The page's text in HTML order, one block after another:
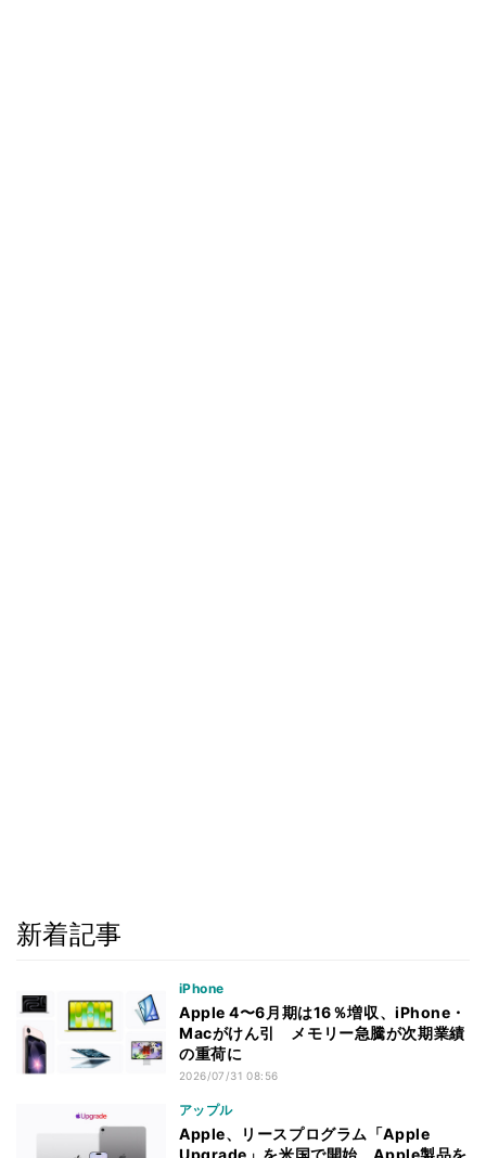
新着記事
iPhone
Apple 4〜6月期は16％増収、iPhone・
Macがけん引 メモリー急騰が次期業績
の重荷に
2026/07/31 08:56
アップル
Apple、リースプログラム「Apple